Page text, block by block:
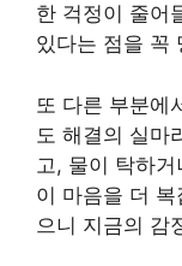
한 걱정이 줄어
있다는 점을 꼭
또 다른 부분에
도 해결의 실마
고, 물이 탁하
이 마음을 더
으니 지금의 감